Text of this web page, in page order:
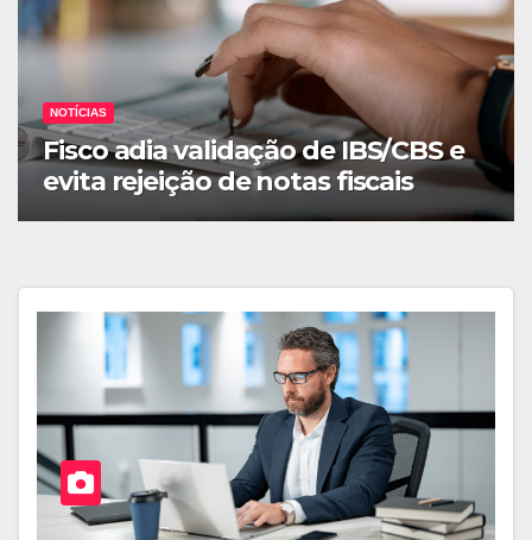
NOTÍCIAS
Fisco adia validação de IBS/CBS e
evita rejeição de notas fiscais